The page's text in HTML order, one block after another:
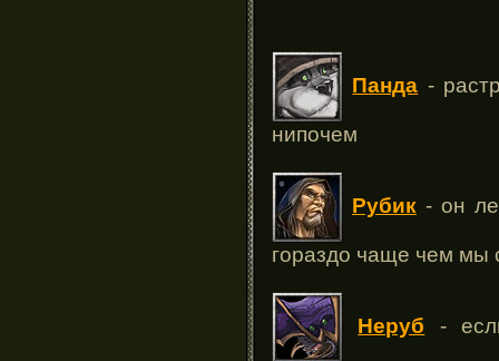
Панда -
нипочем
Рубик - он
гораздо чаще чем мы
Неруб -